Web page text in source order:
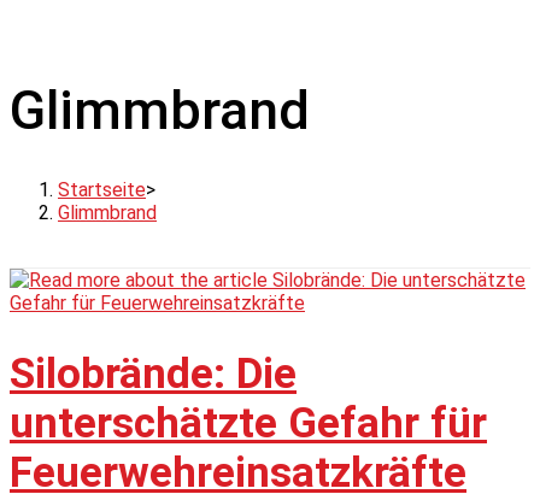
Glimmbrand
Startseite>
Glimmbrand
Silobrände: Die
unterschätzte Gefahr für
Feuerwehreinsatzkräfte